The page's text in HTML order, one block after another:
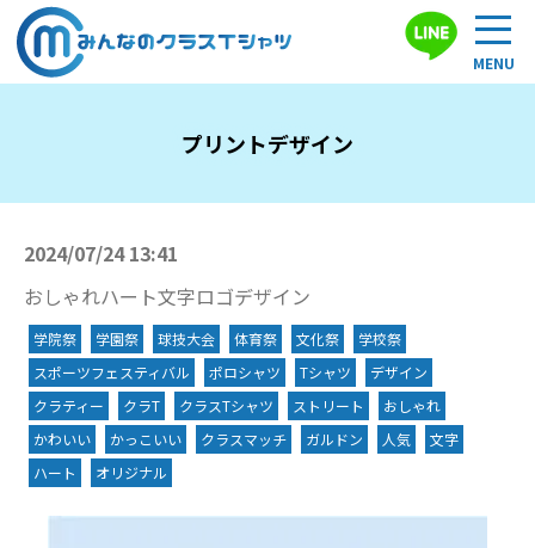
プリントデザイン
2024/07/24 13:41
おしゃれハート文字ロゴデザイン
学院祭 学園祭 球技大会 体育祭 文化祭
学校祭
スポーツフェスティバル
ポロシャツ Tシャツ
デザイン
クラティー
クラT クラスTシャツ ストリート
おしゃれ
かわいい
かっこいい クラスマッチ ガルドン 人気
文字
ハート
オリジナル